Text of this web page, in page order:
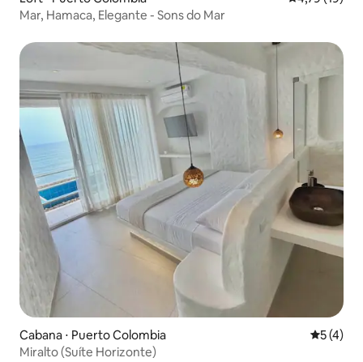
Mar, Hamaca, Elegante - Sons do Mar
Cabana ⋅ Puerto Colombia 5 de
5 (4)
Miralto (Suíte Horizonte)